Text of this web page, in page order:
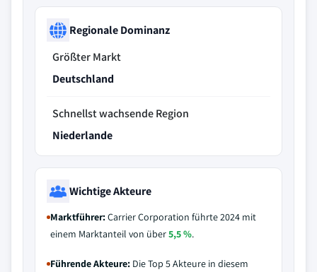
Regionale Dominanz
Größter Markt
Deutschland
Schnellst wachsende Region
Niederlande
Wichtige Akteure
Marktführer:Carrier Corporation führte 2024 mit
einem Marktanteil von über5,5 %.
Führende Akteure: Die Top 5 Akteure in diesem